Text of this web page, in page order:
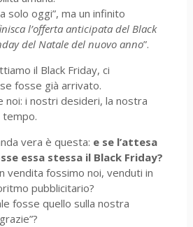
solo oggi”, ma un infinito
l’offerta anticipata del Black
del Natale del nuovo anno”.
il Black Friday, ci
fosse già arrivato.
noi: i nostri desideri, la nostra
vera è questa: e se l’attesa
essa stessa il Black Friday?
vendita fossimo noi, venduti in
pubblicitario?
fosse quello sulla nostra